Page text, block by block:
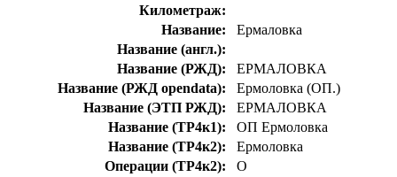
Километраж:
Название:
Ермаловка
Название (англ.):
Название (РЖД):
ЕРМАЛОВКА
Название (РЖД opendata):
Ермоловка (ОП.)
Название (ЭТП РЖД):
ЕРМАЛОВКА
Название (ТР4к1):
ОП Ермоловка
Название (ТР4к2):
Ермоловка
Операции (ТР4к2):
О